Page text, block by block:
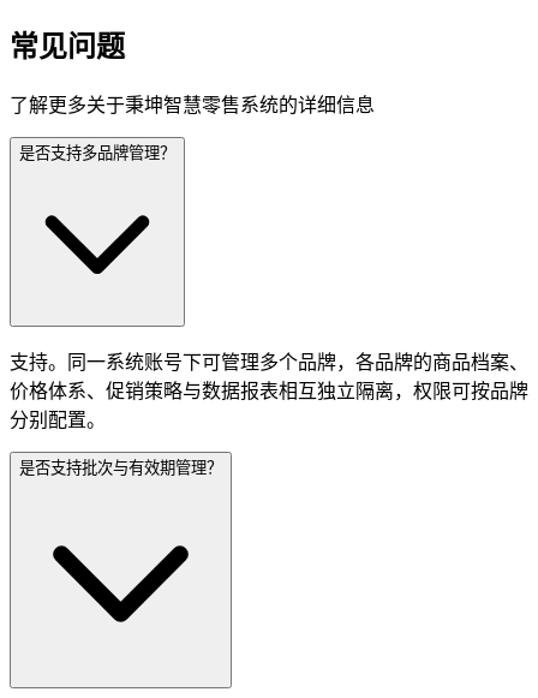
常见问题
了解更多关于秉坤智慧零售系统的详细信息
是否支持多品牌管理？
支持。同一系统账号下可管理多个品牌，各品牌的商品档案、
价格体系、促销策略与数据报表相互独立隔离，权限可按品牌
分别配置。
是否支持批次与有效期管理？